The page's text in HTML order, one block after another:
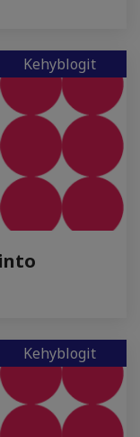
Kehyblogit
Kehyblogit